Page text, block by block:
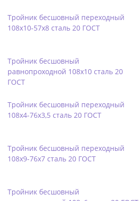
Тройник бесшовный переходный
108х10-57х8 сталь 20 ГОСТ
Тройник бесшовный
равнопроходной 108х10 сталь 20
ГОСТ
Тройник бесшовный переходный
108х4-76х3,5 сталь 20 ГОСТ
Тройник бесшовный переходный
108х9-76х7 сталь 20 ГОСТ
Тройник бесшовный